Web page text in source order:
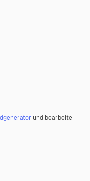
und bearbeite